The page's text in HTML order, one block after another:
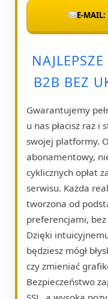
E-MAIL:
B2B BEZ
Gwarantujemy
u nas płacisz raz i
swojej platformy.
abonamentowy,
cyklicznych opłat
serwisu. Każda
tworzona od
preferencjami, bez
Dzięki
będziesz mógł
czy zmieniać
Bezpieczeństwo